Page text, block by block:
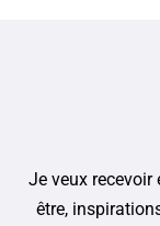
Je veux recevoir
être,